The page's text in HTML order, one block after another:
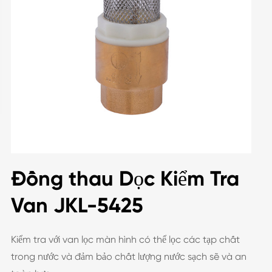
Đồng thau Dọc Kiểm Tra
Van JKL-5425
Kiểm tra với van lọc màn hình có thể lọc các tạp chất
trong nước và đảm bảo chất lượng nước sạch sẽ và an